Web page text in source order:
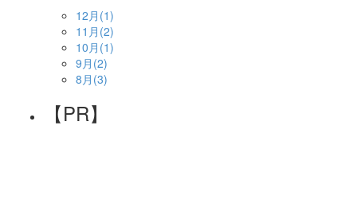
12月(1)
11月(2)
10月(1)
9月(2)
8月(3)
【PR】